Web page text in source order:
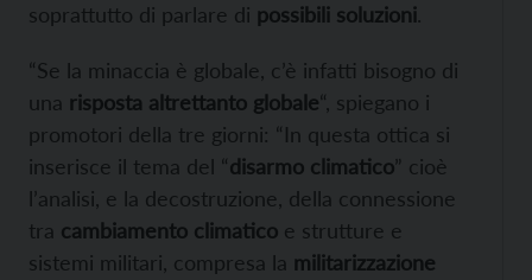
soprattutto di parlare di possibili soluzioni.
“Se la minaccia è globale, c’è infatti bisogno di
una risposta altrettanto globale“, spiegano i
promotori della tre giorni: “In questa ottica si
inserisce il tema del “disarmo climatico” cioè
l’analisi, e la decostruzione, della connessione
tra cambiamento climatico e strutture e
sistemi militari, compresa la militarizzazione